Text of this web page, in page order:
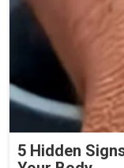
5 Hidden